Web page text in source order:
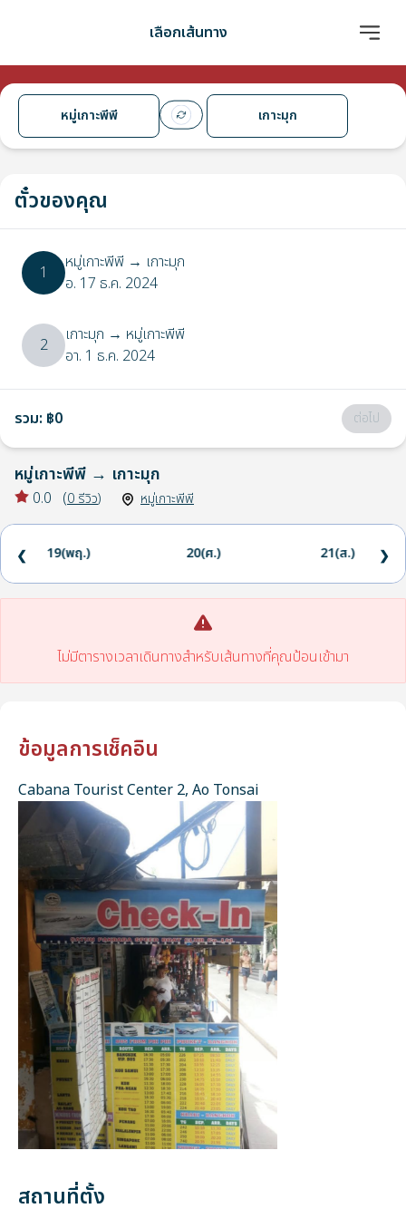
เลือกเส้นทาง
หมู่เกาะพีพี เกาะมุก
ตั๋วของคุณ
1 หมู่เกาะพีพี → เกาะมุก
อ. 17 ธ.ค. 2024
2 เกาะมุก → หมู่เกาะพีพี
อา. 1 ธ.ค. 2024
รวม: ฿0 ต่อไป
หมู่เกาะพีพี → เกาะมุก
0.0 (0 รีวิว) หมู่เกาะพีพี
19(พฤ.) 20(ศ.) 21(ส.)
❮ ❯
ไม่มีตารางเวลาเดินทางสำหรับเส้นทางที่คุณป้อนเข้ามา
ข้อมูลการเช็คอิน
Cabana Tourist Center 2, Ao Tonsai
สถานที่ตั้ง